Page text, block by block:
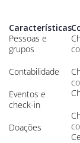
Características
Pessoas e
grupos
Contabilidade
Eventos e
check-in
Doações